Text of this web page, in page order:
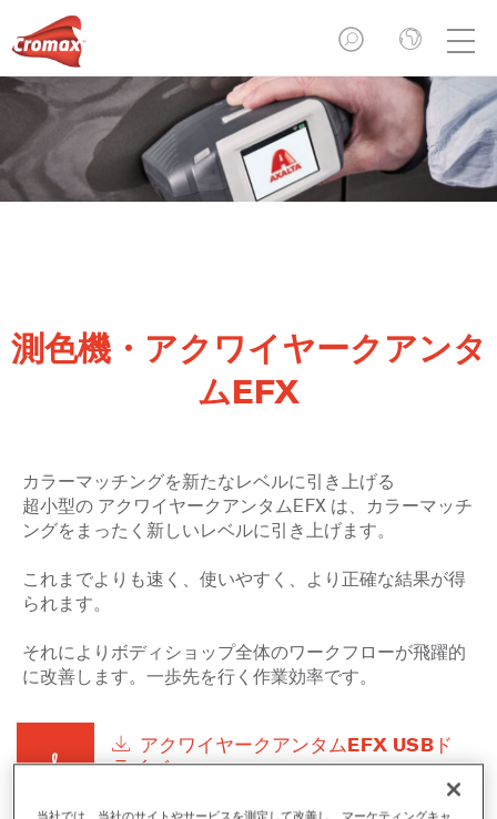
測色機・アクワイヤークアンタ
ムEFX
カラーマッチングを新たなレベルに引き上げる
超小型の アクワイヤークアンタムEFX は、カラーマッチ
ングをまったく新しいレベルに引き上げます。
これまでよりも速く、使いやすく、より正確な結果が得
られます。
それによりボディショップ全体のワークフローが飛躍的
に改善します。一歩先を行く作業効率です。
アクワイヤークアンタムEFX USBド
ライバー